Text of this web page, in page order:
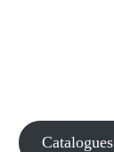
Catalogues